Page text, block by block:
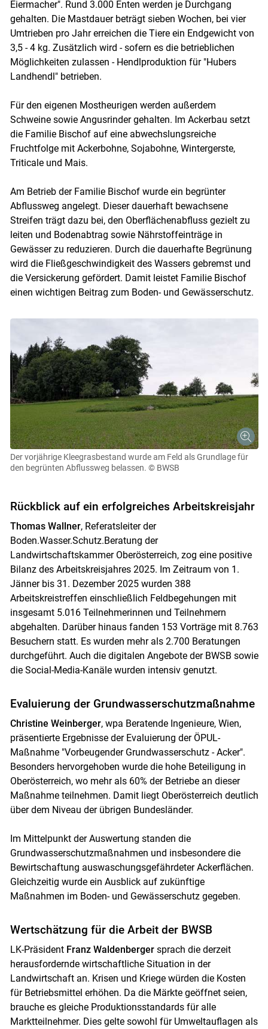
Skip to main content
Eiermacher". Rund 3.000 Enten werden je Durchgang
gehalten. Die Mastdauer beträgt sieben Wochen, bei vier
Umtrieben pro Jahr erreichen die Tiere ein Endgewicht von
3,5 - 4 kg. Zusätzlich wird - sofern es die betrieblichen
Möglichkeiten zulassen - Hendlproduktion für "Hubers
Landhendl" betrieben.
Für den eigenen Mostheurigen werden außerdem
Schweine sowie Angusrinder gehalten. Im Ackerbau setzt
die Familie Bischof auf eine abwechslungsreiche
Fruchtfolge mit Ackerbohne, Sojabohne, Wintergerste,
Triticale und Mais.
Am Betrieb der Familie Bischof wurde ein begrünter
Abflussweg angelegt. Dieser dauerhaft bewachsene
Streifen trägt dazu bei, den Oberflächenabfluss gezielt zu
leiten und Bodenabtrag sowie Nährstoffeinträge in
Gewässer zu reduzieren. Durch die dauerhafte Begrünung
wird die Fließgeschwindigkeit des Wassers gebremst und
die Versickerung gefördert. Damit leistet Familie Bischof
einen wichtigen Beitrag zum Boden- und Gewässerschutz.
Der vorjährige Kleegrasbestand wurde am Feld als Grundlage für
den begrünten Abflussweg belassen. © BWSB
Rückblick auf ein erfolgreiches Arbeitskreisjahr
Thomas Wallner, Referatsleiter der
Boden.Wasser.Schutz.Beratung der
Landwirtschaftskammer Oberösterreich, zog eine positive
Bilanz des Arbeitskreisjahres 2025. Im Zeitraum von 1.
Jänner bis 31. Dezember 2025 wurden 388
Arbeitskreistreffen einschließlich Feldbegehungen mit
insgesamt 5.016 Teilnehmerinnen und Teilnehmern
abgehalten. Darüber hinaus fanden 153 Vorträge mit 8.763
Besuchern statt. Es wurden mehr als 2.700 Beratungen
durchgeführt. Auch die digitalen Angebote der BWSB sowie
die Social-Media-Kanäle wurden intensiv genutzt.
Evaluierung der Grundwasserschutzmaßnahme
Christine Weinberger, wpa Beratende Ingenieure, Wien,
präsentierte Ergebnisse der Evaluierung der ÖPUL-
Maßnahme "Vorbeugender Grundwasserschutz - Acker".
Besonders hervorgehoben wurde die hohe Beteiligung in
Oberösterreich, wo mehr als 60% der Betriebe an dieser
Maßnahme teilnehmen. Damit liegt Oberösterreich deutlich
über dem Niveau der übrigen Bundesländer.
Im Mittelpunkt der Auswertung standen die
Grundwasserschutzmaßnahmen und insbesondere die
Bewirtschaftung auswaschungsgefährdeter Ackerflächen.
Gleichzeitig wurde ein Ausblick auf zukünftige
Maßnahmen im Boden- und Gewässerschutz gegeben.
Wertschätzung für die Arbeit der BWSB
LK-Präsident Franz Waldenbergersprach die derzeit
herausfordernde wirtschaftliche Situation in der
Landwirtschaft an. Krisen und Kriege würden die Kosten
für Betriebsmittel erhöhen. Da die Märkte geöffnet seien,
brauche es gleiche Produktionsstandards für alle
Marktteilnehmer. Dies gelte sowohl für Umweltauflagen als